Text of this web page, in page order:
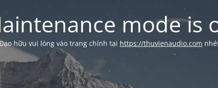
mode is
hữu vui lòng vào trang chính tại https://thuvienaudio.com